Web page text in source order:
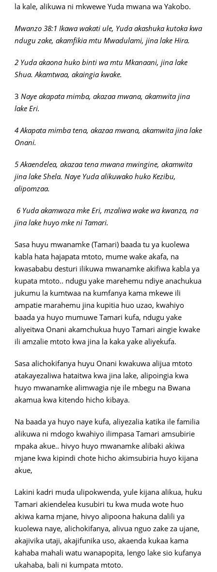
la kale, alikuwa ni mkwewe Yuda mwana wa Yakobo.
Mwanzo 38:1 Ikawa wakati ule, Yuda akashuka kutoka kwa
ndugu zake, akamfikia mtu Mwadulami, jina lake Hira.
2 Yuda akaona huko binti wa mtu Mkanaani, jina lake
Shua. Akamtwaa, akaingia kwake.
3 Naye akapata mimba, akazaa mwana, akamwita jina
lake Eri.
4 Akapata mimba tena, akazaa mwana, akamwita jina lake
Onani.
5 Akaendelea, akazaa tena mwana mwingine, akamwita
jina lake Shela. Naye Yuda alikuwako huko Kezibu,
alipomzaa.
6 Yuda akamwoza mke Eri, mzaliwa wake wa kwanza, na
jina lake huyo mke ni Tamari.
Sasa huyu mwanamke (Tamari) baada tu ya kuolewa
kabla hata hajapata mtoto, mume wake akafa, na
kwasababu desturi ilikuwa mwanamke akifiwa kabla ya
kupata mtoto.. ndugu yake marehemu ndiye anachukua
jukumu la kumtwaa na kumfanya kama mkewe ili
ampatie marahemu jina kupitia huo uzao, kwahiyo
baada ya huyo mumuwe Tamari kufa, ndugu yake
aliyeitwa Onani akamchukua huyo Tamari aingie kwake
ili amzalie mtoto kwa jina la kaka yake aliyekufa.
Sasa alichokifanya huyu Onani kwakuwa alijua mtoto
atakayezaliwa hataitwa kwa jina lake, alipoingia kwa
huyo mwanamke alimwagia nje ile mbegu na Bwana
akamua kwa kitendo hicho kibaya.
Na baada ya huyo naye kufa, aliyezalia katika ile familia
alikuwa ni mdogo kwahiyo ilimpasa Tamari amsubirie
mpaka akue.. hivyo huyo mwanamke alibaki akiwa
mjane kwa kipindi chote hicho akimsubiria huyo kijana
akue,
Lakini kadri muda ulipokwenda, yule kijana alikua, huku
Tamari akiendelea kusubiri tu kwa muda wote huo
akiwa kama mjane, hivyo alipoona hakuna dalili ya
kuolewa naye, alichokifanya, alivua nguo zake za ujane,
akajivika utaji, akajifunika uso, akaenda kukaa kama
kahaba mahali watu wanapopita, lengo lake sio kufanya
ukahaba, bali ni kumpata mtoto.